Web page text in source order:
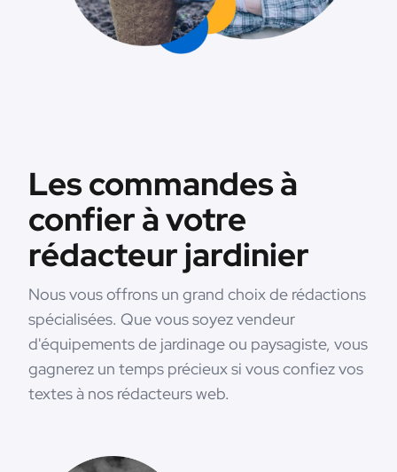
Les commandes à
confier à votre
rédacteur jardinier
Nous vous offrons un grand choix de rédactions
spécialisées. Que vous soyez vendeur
d'équipements de jardinage ou paysagiste, vous
gagnerez un temps précieux si vous confiez vos
textes à nos rédacteurs web.